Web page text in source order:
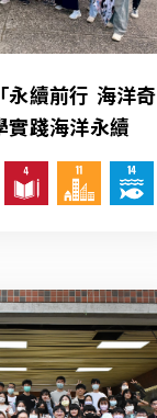
永續前行 海洋奇
踐海洋永續